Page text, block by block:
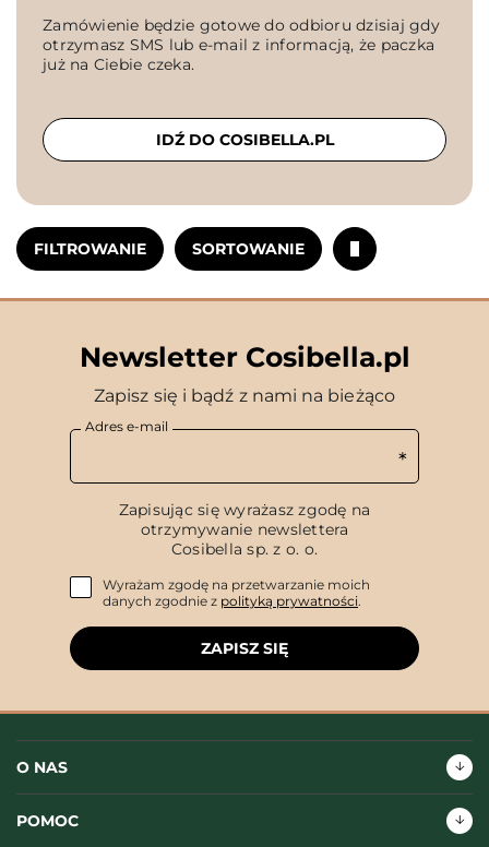
FILTROWANIE SORTOWANIE
Zamówienie będzie gotowe do odbioru dzisiaj gdy
otrzymasz SMS lub e-mail z informacją, że paczka
już na Ciebie czeka.
IDŹ DO COSIBELLA.PL
Newsletter Cosibella.pl
Zapisz się i bądź z nami na bieżąco
Adres e-mail
Zapisując się wyrażasz zgodę na
otrzymywanie newslettera
Cosibella sp. z o. o.
Wyrażam zgodę na przetwarzanie moich
danych zgodnie z polityką prywatności.
ZAPISZ SIĘ
O NAS
POMOC